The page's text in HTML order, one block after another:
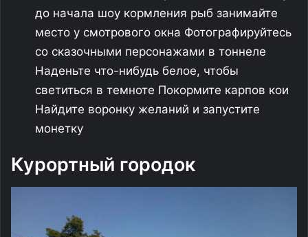
до начала шоу кормления рыб занимайте
место у смотрового окна Фотографируйтесь
со сказочными персонажами в тоннеле
Наденьте что-нибудь белое, чтобы
светиться в темноте Покормите карпов кои
Найдите воронку желаний и запустите
монетку
Курортный городок